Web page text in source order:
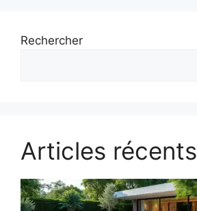
Rechercher
Articles récents